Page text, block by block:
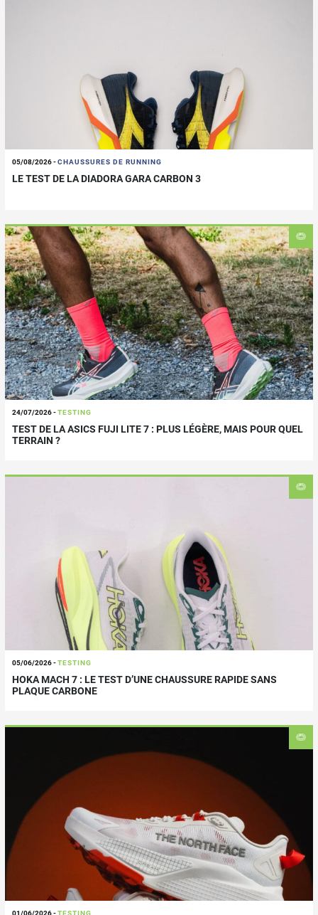
05/08/2026-CHAUSSURES DE RUNNING
LE TEST DE LA DIADORA GARA CARBON 3
24/07/2026-TESTING
TEST DE LA ASICS FUJI LITE 7 : PLUS LÉGÈRE, MAIS POUR QUEL
TERRAIN ?
05/06/2026-TESTING
HOKA MACH 7 : LE TEST D’UNE CHAUSSURE RAPIDE SANS
PLAQUE CARBONE
01/06/2026-TESTING